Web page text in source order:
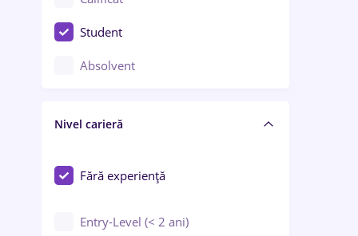
Construcții / Instalații
Controlul calității
Educație / Training / Arte
Student
Absolvent
Nivel carieră
Fără experiență
Entry-Level (< 2 ani)